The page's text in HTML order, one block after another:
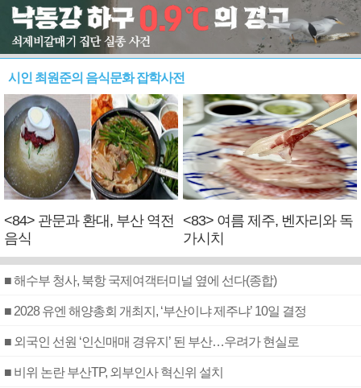
시인 최원준의 음식문화 잡학사전
<84> 관문과 환대, 부산 역전
음식
<83> 여름 제주, 벤자리와 독
가시치
■ 해수부 청사, 북항 국제여객터미널 옆에 선다(종합)
■ 2028 유엔 해양총회 개최지, ‘부산이냐 제주냐’ 10일 결정
■ 외국인 선원 ‘인신매매 경유지’ 된 부산…우려가 현실로
■ 비위 논란 부산TP, 외부인사 혁신위 설치